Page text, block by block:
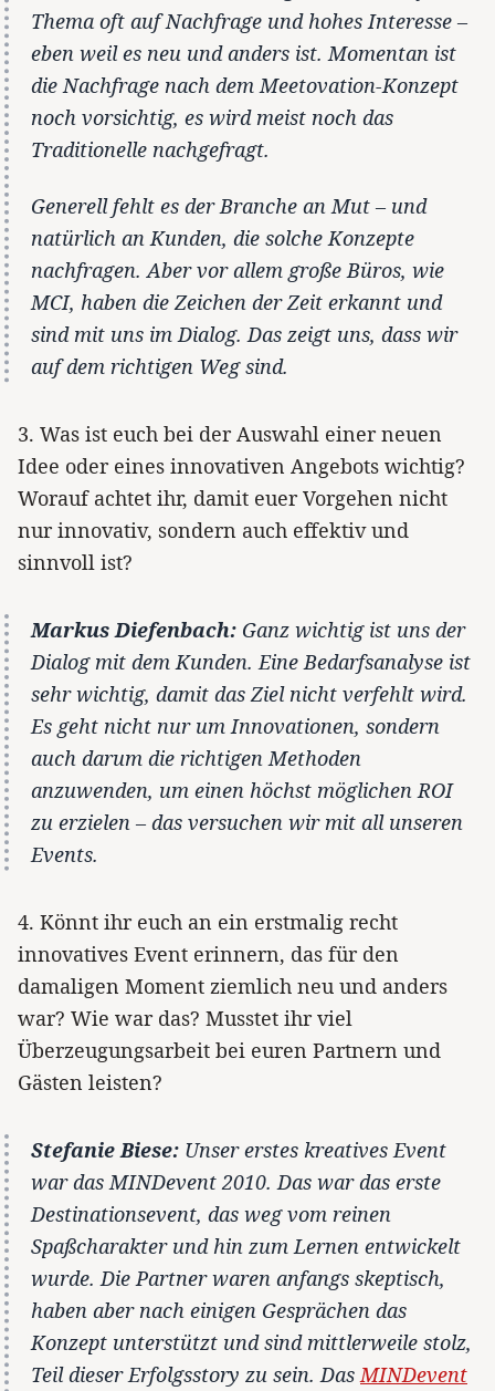
Thema oft auf Nachfrage und hohes Interesse –
eben weil es neu und anders ist. Momentan ist
die Nachfrage nach dem Meetovation-Konzept
noch vorsichtig, es wird meist noch das
Traditionelle nachgefragt.
Generell fehlt es der Branche an Mut – und
natürlich an Kunden, die solche Konzepte
nachfragen. Aber vor allem große Büros, wie
MCI, haben die Zeichen der Zeit erkannt und
sind mit uns im Dialog. Das zeigt uns, dass wir
auf dem richtigen Weg sind.
3. Was ist euch bei der Auswahl einer neuen
Idee oder eines innovativen Angebots wichtig?
Worauf achtet ihr, damit euer Vorgehen nicht
nur innovativ, sondern auch effektiv und
sinnvoll ist?
Markus Diefenbach: Ganz wichtig ist uns der
Dialog mit dem Kunden. Eine Bedarfsanalyse ist
sehr wichtig, damit das Ziel nicht verfehlt wird.
Es geht nicht nur um Innovationen, sondern
auch darum die richtigen Methoden
anzuwenden, um einen höchst möglichen ROI
zu erzielen – das versuchen wir mit all unseren
Events.
4. Könnt ihr euch an ein erstmalig recht
innovatives Event erinnern, das für den
damaligen Moment ziemlich neu und anders
war? Wie war das? Musstet ihr viel
Überzeugungsarbeit bei euren Partnern und
Gästen leisten?
Stefanie Biese: Unser erstes kreatives Event
war das MINDevent 2010. Das war das erste
Destinationsevent, das weg vom reinen
Spaßcharakter und hin zum Lernen entwickelt
wurde. Die Partner waren anfangs skeptisch,
haben aber nach einigen Gesprächen das
Konzept unterstützt und sind mittlerweile stolz,
Teil dieser Erfolgsstory zu sein. Das MINDevent